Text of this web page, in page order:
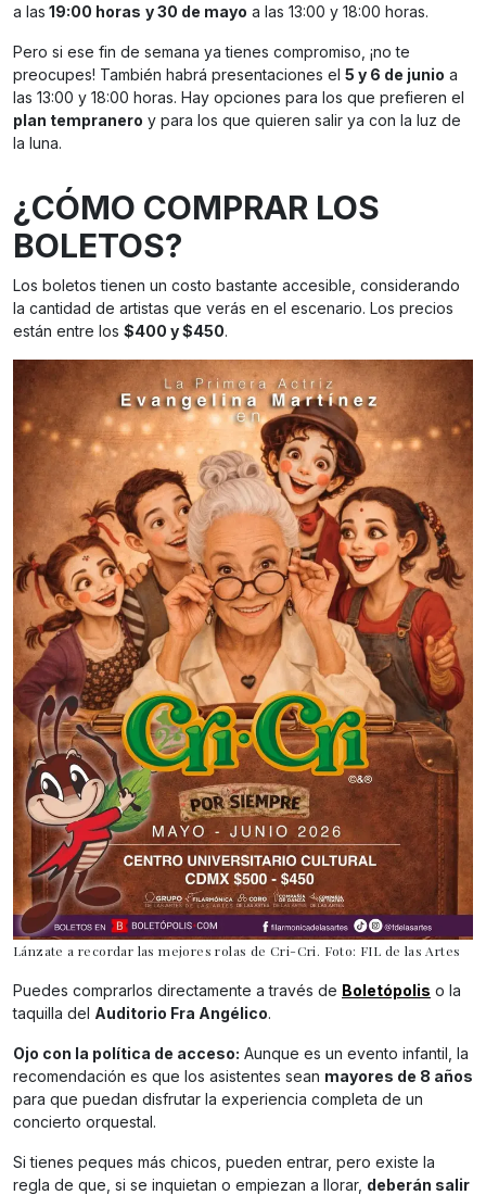
a las 19:00 horas y 30 de mayo a las 13:00 y 18:00 horas.
Pero si ese fin de semana ya tienes compromiso, ¡no te
preocupes! También habrá presentaciones el 5 y 6 de junio a
las 13:00 y 18:00 horas. Hay opciones para los que prefieren el
plan tempranero y para los que quieren salir ya con la luz de
la luna.
¿CÓMO COMPRAR LOS
BOLETOS?
Los boletos tienen un costo bastante accesible, considerando
la cantidad de artistas que verás en el escenario. Los precios
están entre los $400 y $450.
Lánzate a recordar las mejores rolas de Cri-Cri. Foto: FIL de las Artes
Puedes comprarlos directamente a través de Boletópolis o la
taquilla del Auditorio Fra Angélico.
Ojo con la política de acceso: Aunque es un evento infantil, la
recomendación es que los asistentes sean mayores de 8 años
para que puedan disfrutar la experiencia completa de un
concierto orquestal.
Si tienes peques más chicos, pueden entrar, pero existe la
regla de que, si se inquietan o empiezan a llorar, deberán salir